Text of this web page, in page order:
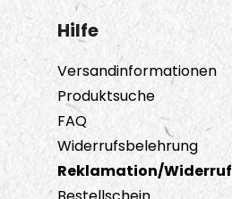
Hilfe
Versandinformationen
Produktsuche
FAQ
Widerrufsbelehrung
Reklamation/Widerruf